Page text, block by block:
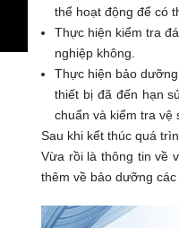
thể hoạt động để có
Thực hiện kiểm tra
nghiệp không.
Thực hiện bảo
thiết bị đã đến hạn
chuẩn và kiểm tra vệ
Sau khi kết thúc quá
Vừa rồi là thông tin về
thêm về bảo dưỡng